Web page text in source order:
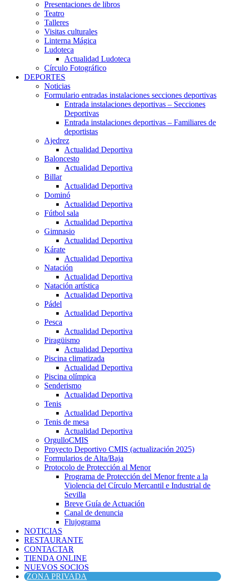
Presentaciones de libros
Teatro
Talleres
Visitas culturales
Linterna Mágica
Ludoteca
Actualidad Ludoteca
Círculo Fotográfico
DEPORTES
Noticias
Formulario entradas instalaciones secciones deportivas
Entrada instalaciones deportivas – Secciones
Deportivas
Entrada instalaciones deportivas – Familiares de
deportistas
Ajedrez
Actualidad Deportiva
Baloncesto
Actualidad Deportiva
Billar
Actualidad Deportiva
Dominó
Actualidad Deportiva
Fútbol sala
Actualidad Deportiva
Gimnasio
Actualidad Deportiva
Kárate
Actualidad Deportiva
Natación
Actualidad Deportiva
Natación artística
Actualidad Deportiva
Pádel
Actualidad Deportiva
Pesca
Actualidad Deportiva
Piragüismo
Actualidad Deportiva
Piscina climatizada
Actualidad Deportiva
Piscina olímpica
Senderismo
Actualidad Deportiva
Tenis
Actualidad Deportiva
Tenis de mesa
Actualidad Deportiva
OrgulloCMIS
Proyecto Deportivo CMIS (actualización 2025)
Formularios de Alta/Baja
Protocolo de Protección al Menor
Programa de Protección del Menor frente a la
Violencia del Círculo Mercantil e Industrial de
Sevilla
Breve Guía de Actuación
Canal de denuncia
Flujograma
NOTICIAS
RESTAURANTE
CONTACTAR
TIENDA ONLINE
NUEVOS SOCIOS
ZONA PRIVADA